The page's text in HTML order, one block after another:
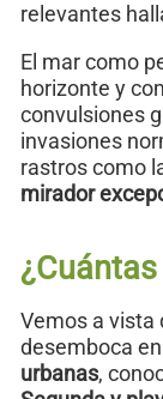
relevantes
El mar como
horizonte y
convulsiones
invasiones
rastros como
mirador
Vemos a vista
desemboca
urbanas,